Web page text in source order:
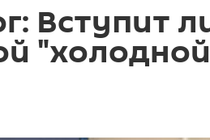
Вступит
"холодной